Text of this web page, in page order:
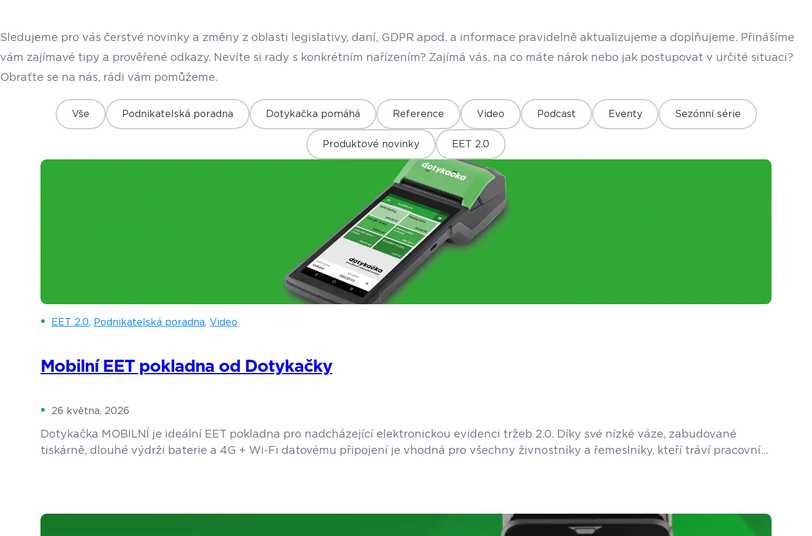
Sledujeme pro vás čerstvé novinky a změny z oblasti legislativy, daní, GDPR apod. a informace pravidelně aktualizujeme a doplňujeme. Přinášíme
vám zajímavé tipy a prověřené odkazy. Nevíte si rady s konkrétním nařízením? Zajímá vás, na co máte nárok nebo jak postupovat v určité situaci?
Obraťte se na nás, rádi vám pomůžeme.
Vše Podnikatelská poradna Dotykačka pomáhá Reference Video Podcast Eventy Sezónní série
Produktové novinky EET 2.0
EET 2.0, Podnikatelská poradna, Video
Mobilní EET pokladna od Dotykačky
26 května, 2026
Dotykačka MOBILNÍ je ideální EET pokladna pro nadcházející elektronickou evidenci tržeb 2.0. Díky své nízké váze, zabudované
tiskárně, dlouhé výdrži baterie a 4G + Wi-Fi datovému připojení je vhodná pro všechny živnostníky a řemeslníky, kteří tráví pracovní